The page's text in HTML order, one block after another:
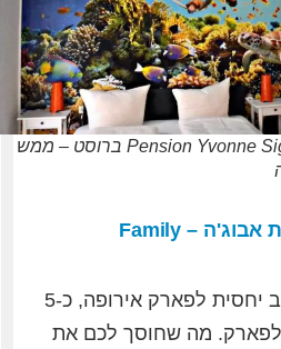
פנסיון איבון זיג – Pension Yvonne Sigg ברוסט – ממש
מלון רביעי – מלון דירות אבוג'ה – Family
גם מלון זה ממוקם קרוב יחסית לפארק אירופה, כ-5
מה שחוסך לכם את